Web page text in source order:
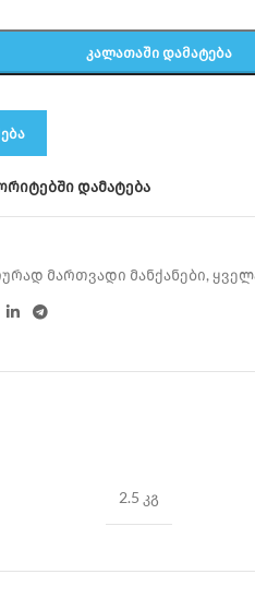
ᲙᲐᲚᲐᲗᲐᲨᲘ ᲓᲐᲛᲐᲢᲔᲑᲐ
დამატება
მართვადი მანქანები,
2.5 კგ